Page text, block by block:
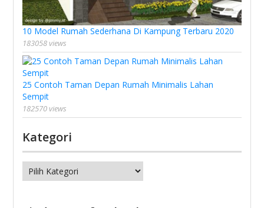
10 Model Rumah Sederhana Di Kampung Terbaru 2020
183058 views
25 Contoh Taman Depan Rumah Minimalis Lahan
Sempit
182570 views
Kategori
Kategori